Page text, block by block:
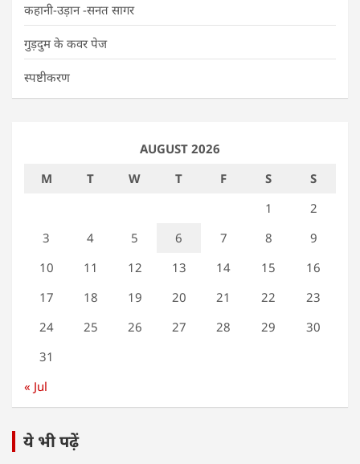
कहानी-उड़ान -सनत सागर
गुड़दुम के कवर पेज
स्पष्टीकरण
AUGUST 2026
M
T W T F S
S
1
2
3
4 5 6 7 8
9
10
11 12 13 14 15
16
17
18 19 20 21 22
23
24
25 26 27 28 29
30
31
« Jul
ये भी पढ़ें